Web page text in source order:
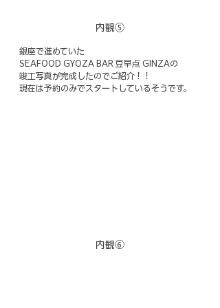
内観⑤
銀座で進めていた
SEAFOOD GYOZA BAR 豆早点 GINZAの
竣工写真が完成したのでご紹介！！
現在は予約のみでスタートしているそうです。
内観⑥